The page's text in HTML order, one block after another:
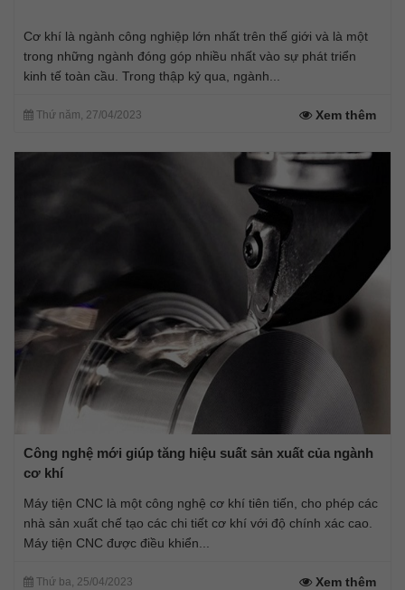
Cơ khí là ngành công nghiệp lớn nhất trên thế giới và là một
trong những ngành đóng góp nhiều nhất vào sự phát triển
kinh tế toàn cầu. Trong thập kỷ qua, ngành...
Thứ năm, 27/04/2023 Xem thêm
Công nghệ mới giúp tăng hiệu suất sản xuất của ngành
cơ khí
Máy tiện CNC là một công nghệ cơ khí tiên tiến, cho phép các
nhà sản xuất chế tạo các chi tiết cơ khí với độ chính xác cao.
Máy tiện CNC được điều khiển...
Thứ ba, 25/04/2023 Xem thêm